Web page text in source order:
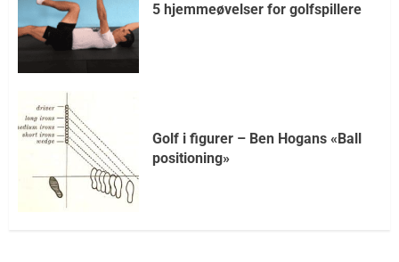
5 hjemmeøvelser for golfspillere
Golf i figurer – Ben Hogans «Ball
positioning»